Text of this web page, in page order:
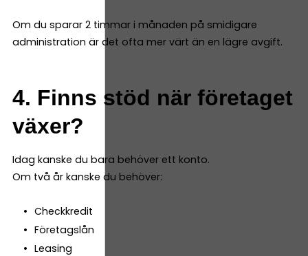
Om du sparar 2 timmar i månaden på smidigare
administration är det ofta mer värt än en lägre avgift.
4. Finns stöd när företaget
växer?
Idag kanske du bara behöver ett konto.
Om två år kanske du behöver:
Checkkredit
Företagslån
Leasing